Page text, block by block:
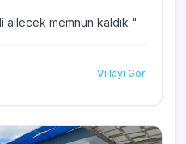
memnun kaldık "
Villayı Gör